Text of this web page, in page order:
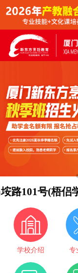
号(梧侣学
学校介绍 专